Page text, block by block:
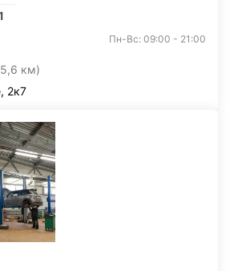
км)
Пн-Вс: 09:00 - 21:00
2к7